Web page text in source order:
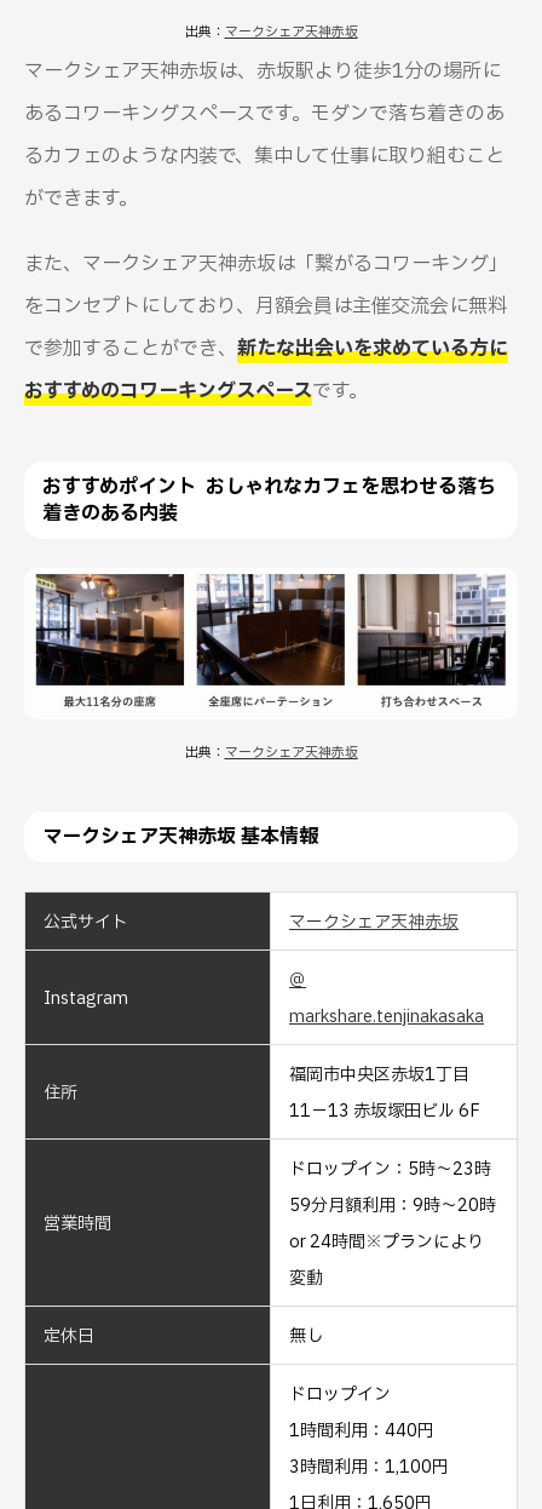
出典： マークシェア天神赤坂
マークシェア天神赤坂は、赤坂駅より徒歩1分の場所に
あるコワーキングスペースです。モダンで落ち着きのあ
るカフェのような内装で、集中して仕事に取り組むこと
ができます。
また、マークシェア天神赤坂は「繋がるコワーキング」
をコンセプトにしており、月額会員は主催交流会に無料
で参加することができ、 新たな出会いを求めている方に
おすすめのコワーキングスペースです。
おすすめポイント おしゃれなカフェを思わせる落ち
着きのある内装
出典： マークシェア天神赤坂
マークシェア天神赤坂 基本情報
公式サイト マークシェア天神赤坂
Instagram
＠
markshare.tenjinakasaka
住所
福岡市中央区赤坂1丁目
11−13 赤坂塚田ビル 6F
営業時間
ドロップイン：5時～23時
59分月額利用：9時～20時
or 24時間※プランにより
変動
定休日 無し
ドロップイン
1時間利用：440円
3時間利用：1,100円
1日利用：1,650円